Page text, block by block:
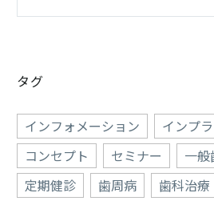
タグ
インフォメーション
インプ
コンセプト
セミナー 一般
定期健診
歯周病 歯科治療